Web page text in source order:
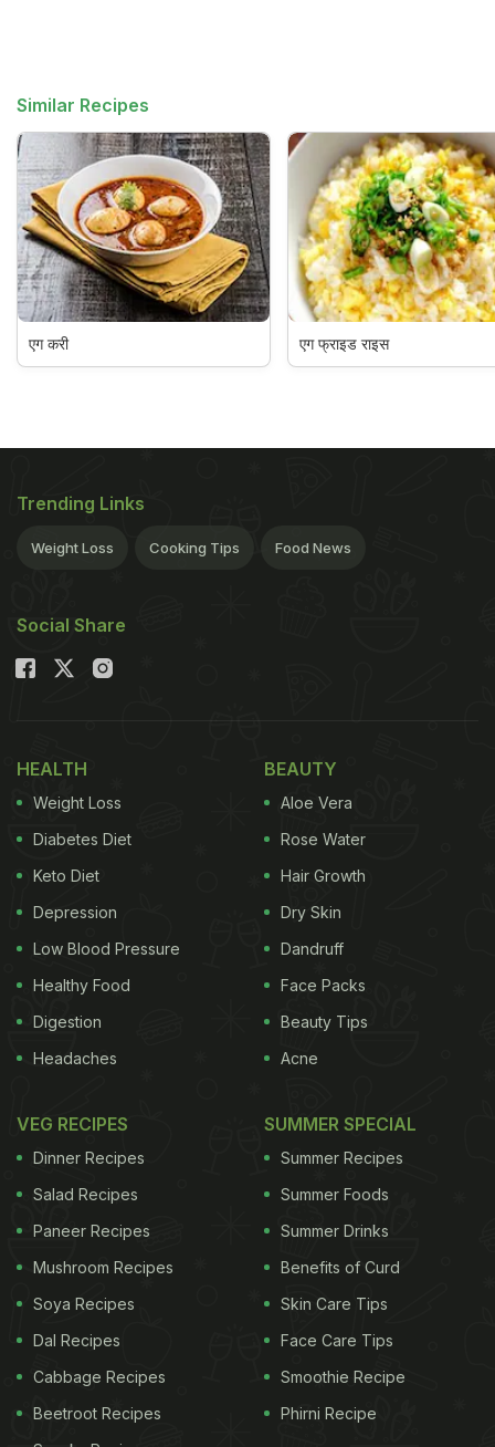
Similar Recipes
एग करी एग फ्राइड राइस
Trending Links
Weight Loss Cooking Tips Food News
Social Share
HEALTH
Weight Loss
Diabetes Diet
Keto Diet
Depression
Low Blood Pressure
Healthy Food
Digestion
Headaches
BEAUTY
Aloe Vera
Rose Water
Hair Growth
Dry Skin
Dandruff
Face Packs
Beauty Tips
Acne
VEG RECIPES
Dinner Recipes
Salad Recipes
Paneer Recipes
Mushroom Recipes
Soya Recipes
Dal Recipes
Cabbage Recipes
Beetroot Recipes
SUMMER SPECIAL
Summer Recipes
Summer Foods
Summer Drinks
Benefits of Curd
Skin Care Tips
Face Care Tips
Smoothie Recipe
Phirni Recipe